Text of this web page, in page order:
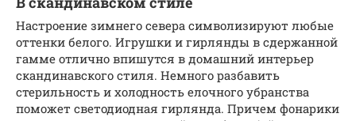
Настроение зимнего севера символизируют любые
оттенки белого. Игрушки и гирлянды в сдержанной
гамме отлично впишутся в домашний интерьер
скандинавского стиля. Немного разбавить
стерильность и холодность елочного убранства
поможет светодиодная гирлянда. Причем фонарики